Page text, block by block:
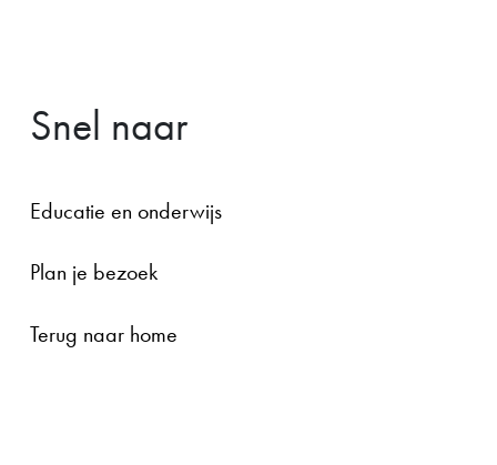
Snel naar
Educatie en onderwijs
Plan je bezoek
Terug naar home